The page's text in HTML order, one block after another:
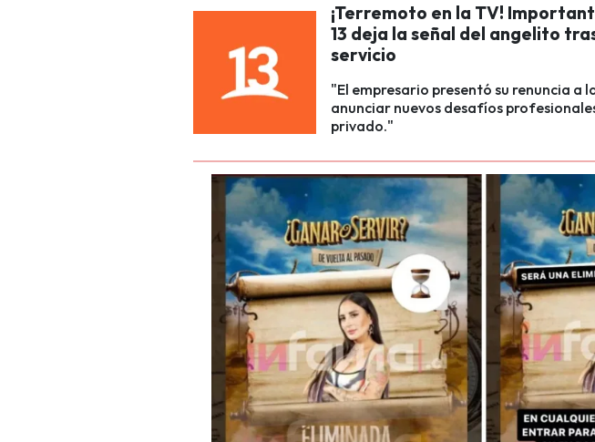
¡Terremoto en la TV!
13 deja la señal del angelito
servicio
"El empresario presentó su renuncia a
anunciar nuevos desafíos
privado."